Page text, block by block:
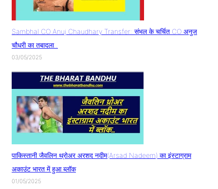
Sambhal CO Anuj Chaudhary Transfer: संभल के चर्चित CO अनुज
चौधरी का तबादला..
03/05/2025
पाकिस्तानी जैवलिन थ्रोअर अरशद नदीम(Arsad Nadeem) का इंस्टाग्राम
अकाउंट भारत में हुआ ब्लॉक
01/05/2025